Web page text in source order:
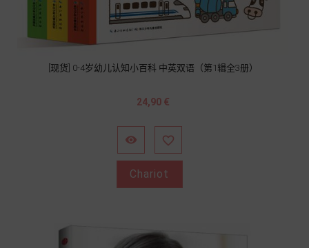
[现货] 0-4岁幼儿认知小百科 中英双语（第1辑全3册）
Prix
24,90 €
 
Chariot